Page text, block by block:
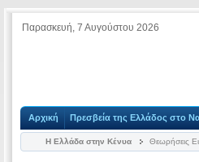
Παρασκευή, 7 Αυγούστου 2026
Αρχική Πρεσβεία της Ελλάδος στο
Η Ελλάδα στην Κένυα Θεωρήσεις